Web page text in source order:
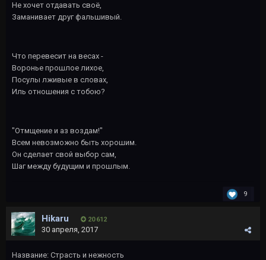
Не хочет отдавать своё,
Заманивает друг фальшивый.
Что перевесит на весах -
Воронье прошлое лихое,
Посулы лживые в словах,
Иль отношения с тобою?
"Отмщение и аз воздам!"
Всем невозможно быть хорошим.
Он сделает свой выбор сам,
Шаг между будущим и прошлым.
9
Hikaru 20 612
30 апреля, 2017
Название: Страсть и нежность